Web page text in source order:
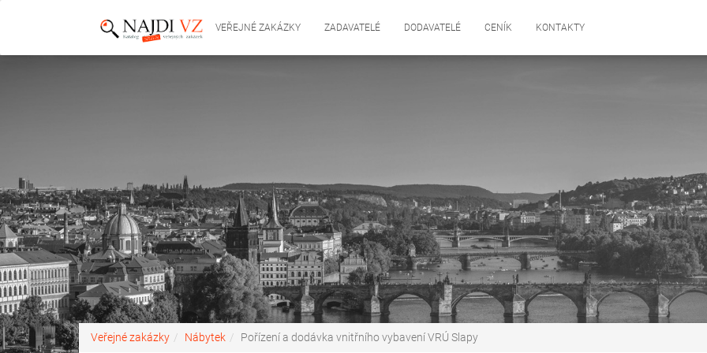
VEŘEJNÉ ZAKÁZKY ZADAVATELÉ DODAVATELÉ CENÍK KONTAKTY
Veřejné zakázky Nábytek Pořízení a dodávka vnitřního vybavení VRÚ Slapy